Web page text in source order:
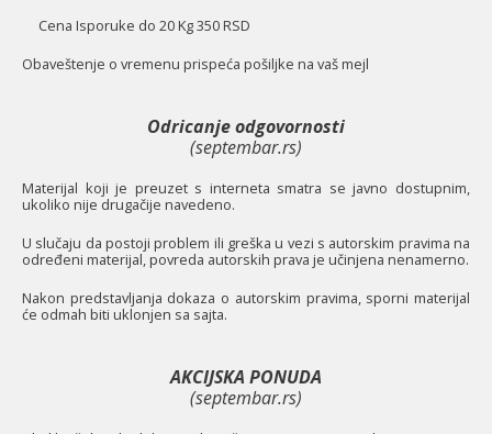
Cena Isporuke do 20 Kg 350 RSD
Obaveštenje o vremenu prispeća pošiljke na vaš mejl
Odricanje odgovornosti
(septembar.rs)
Materijal koji je preuzet s interneta smatra se javno dostupnim,
ukoliko nije drugačije navedeno.
U slučaju da postoji problem ili greška u vezi s autorskim pravima na
određeni materijal, povreda autorskih prava je učinjena nenamerno.
Nakon predstavljanja dokaza o autorskim pravima, sporni materijal
će odmah biti uklonjen sa sajta.
AKCIJSKA PONUDA
(septembar.rs)